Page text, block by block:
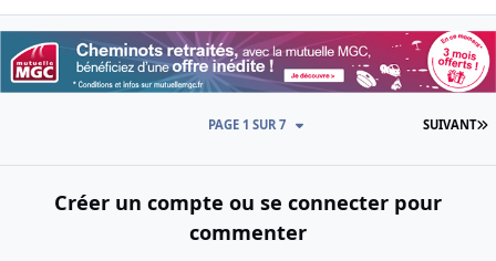
SUIVANT
PAGE 1 SUR 7
Créer un compte ou se connecter pour
commenter